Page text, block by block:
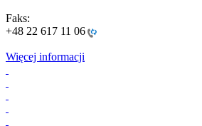
Faks:
+48 22 617 11 06
Więcej informacji